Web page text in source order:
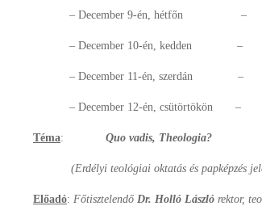
– December 9-én, hétfőn –
– December 10-én, kedden –
– December 11-én, szerdán –
– December 12-én, csütörtökön –
Téma: Quo vadis, Theologia?
(Erdélyi teológiai oktatás és papképzés
Előadó: Főtisztelendő Dr. Holló László rektor,